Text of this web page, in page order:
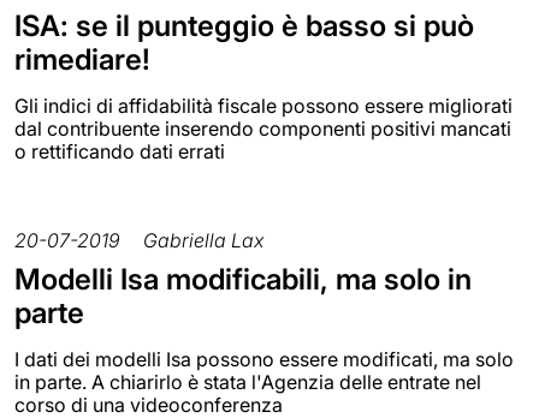
ISA: se il punteggio è basso si può
rimediare!
Gli indici di affidabilità fiscale possono essere migliorati
dal contribuente inserendo componenti positivi mancati
o rettificando dati errati
20-07-2019 Gabriella Lax
Modelli Isa modificabili, ma solo in
parte
I dati dei modelli Isa possono essere modificati, ma solo
in parte. A chiarirlo è stata l'Agenzia delle entrate nel
corso di una videoconferenza